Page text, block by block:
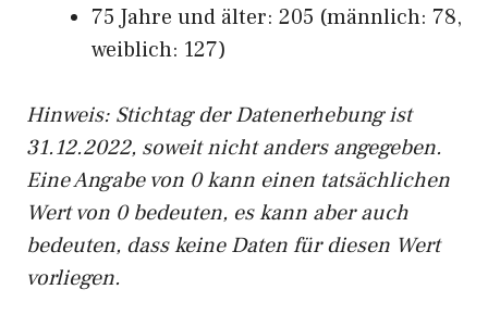
75 Jahre und älter: 205 (männlich: 78,
weiblich: 127)
Hinweis: Stichtag der Datenerhebung ist
31.12.2022, soweit nicht anders angegeben.
Eine Angabe von 0 kann einen tatsächlichen
Wert von 0 bedeuten, es kann aber auch
bedeuten, dass keine Daten für diesen Wert
vorliegen.